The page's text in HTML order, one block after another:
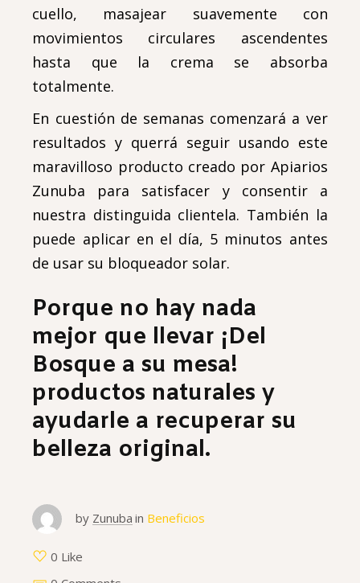
cuello, masajear suavemente con
movimientos circulares ascendentes
hasta que la crema se absorba
totalmente.
En cuestión de semanas comenzará a ver
resultados y querrá seguir usando este
maravilloso producto creado por Apiarios
Zunuba para satisfacer y consentir a
nuestra distinguida clientela. También la
puede aplicar en el día, 5 minutos antes
de usar su bloqueador solar.
Porque no hay nada
mejor que llevar ¡Del
Bosque a su mesa!
productos naturales y
ayudarle a recuperar su
belleza original.
by Zunuba in Beneficios
0 Like